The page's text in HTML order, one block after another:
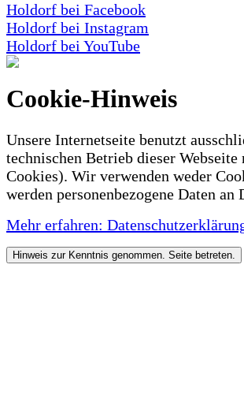
Holdorf bei Facebook
Holdorf bei Instagram
Holdorf bei YouTube
Cookie-Hinweis
Unsere Internetseite benutzt
technischen Betrieb dieser
Cookies). Wir verwenden weder
werden personenbezogene Daten
Mehr erfahren:
Hinweis zur Kenntnis genommen. Seite betreten.